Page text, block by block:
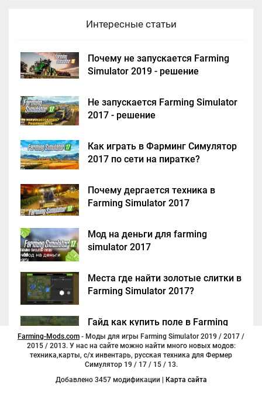
Интересные статьи
Почему не запускается Farming
Simulator 2019 - решение
Не запускается Farming Simulator
2017 - решение
Как играть в Фарминг Симулятор
2017 по сети на пиратке?
Почему дергается техника в
Farming Simulator 2017
Мод на деньги для farming
simulator 2017
Места где найти золотые слитки в
Farming Simulator 2017?
Гайд как купить поле в Farming
Simulator 2017
Farming-Mods.com
2015 / 2013. У нас на сайте можно найти много новых модов:
техника,карты, с/х инвентарь, русская техника для Фермер
Симулятор 19 / 17 / 15 / 13.
Добавлено 3457 модификации |
Карта сайта